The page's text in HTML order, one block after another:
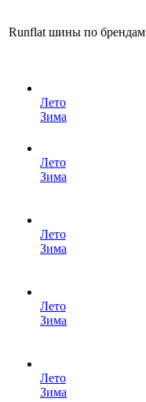
Runflat шины по брендам
Лето
Зима
Лето
Зима
Лето
Зима
Лето
Зима
Лето
Зима